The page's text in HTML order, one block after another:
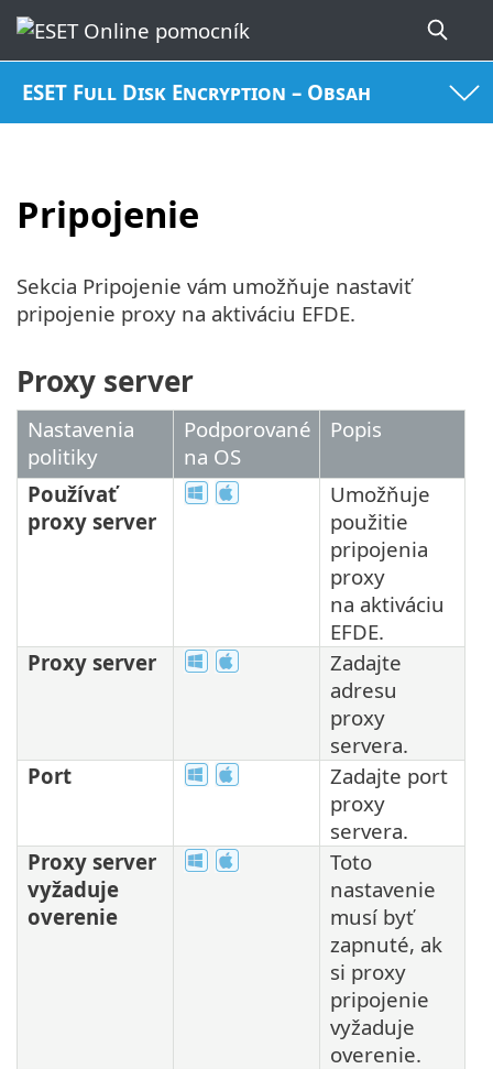
ESET Full Disk Encryption – Obsah
Pripojenie
Sekcia Pripojenie vám umožňuje nastaviť
pripojenie proxy na aktiváciu EFDE.
Proxy server
Nastavenia
politiky
Podporované
na OS
Popis
Používať
proxy server
Umožňuje
použitie
pripojenia
proxy
na aktiváciu
EFDE.
Proxy server
Zadajte
adresu
proxy
servera.
Port
Zadajte port
proxy
servera.
Proxy server
vyžaduje
overenie
Toto
nastavenie
musí byť
zapnuté, ak
si proxy
pripojenie
vyžaduje
overenie.